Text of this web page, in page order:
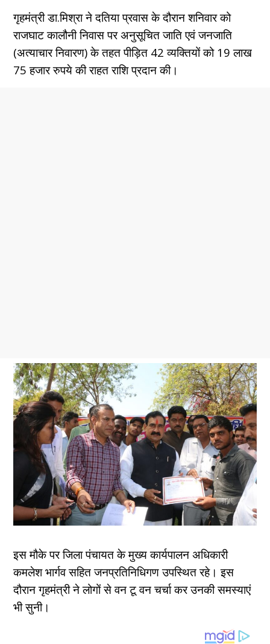
गृहमंत्री डा.मिश्रा ने दतिया प्रवास के दौरान शनिवार को
राजघाट कालौनी निवास पर अनुसूचित जाति एवं जनजाति
(अत्याचार निवारण) के तहत पीड़ित 42 व्यक्तियों को 19 लाख
75 हजार रुपये की राहत राशि प्रदान की।
इस मौके पर जिला पंचायत के मुख्य कार्यपालन अधिकारी
कमलेश भार्गव सहित जनप्रतिनिधिगण उपस्थित रहे। इस
दौरान गृहमंत्री ने लोगों से वन टू वन चर्चा कर उनकी समस्याएं
भी सुनी।